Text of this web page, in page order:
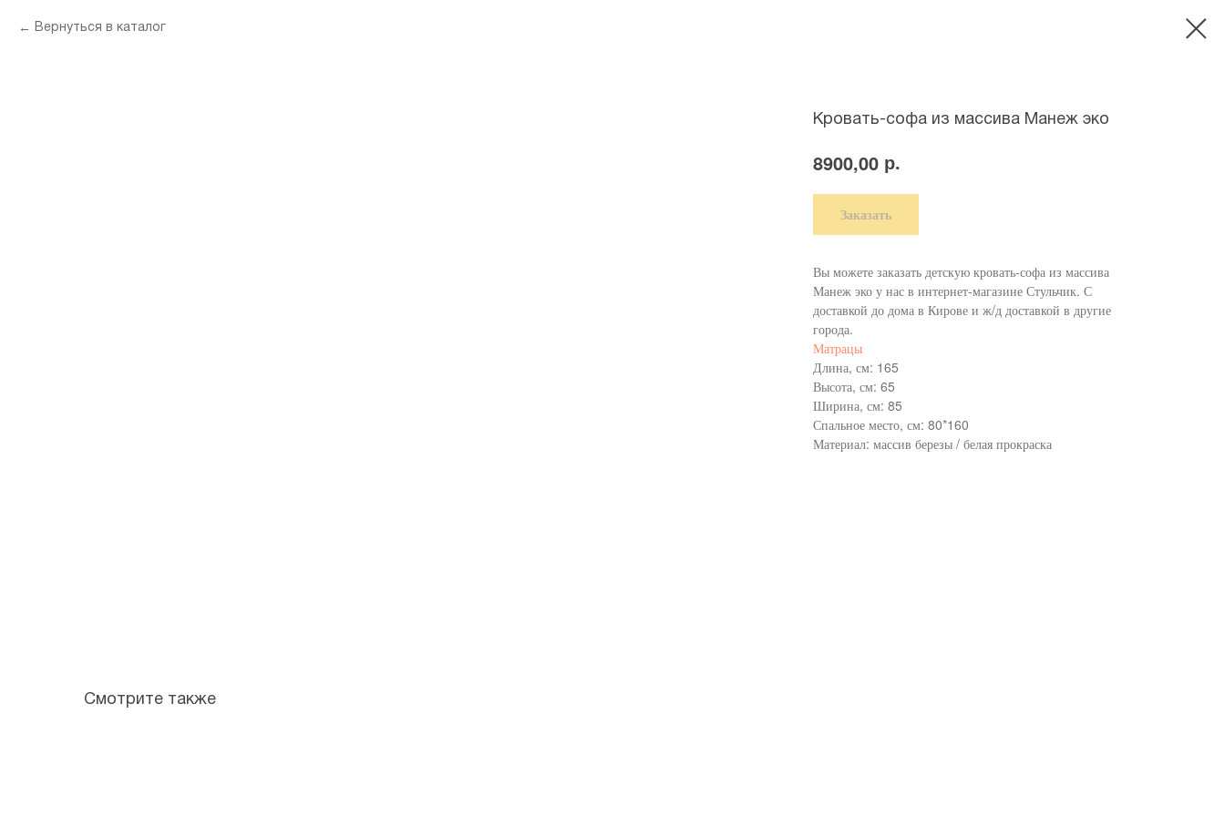
Вернуться в каталог
Кровать-софа из массива Манеж эко
8900,00 р.
Заказать
Вы можете заказать детскую кровать-софа из массива
Манеж эко у нас в интернет-магазине Стульчик. С
доставкой до дома в Кирове и ж/д доставкой в другие
города.
Матрацы
Длина, см: 165
Высота, см: 65
Ширина, см: 85
Спальное место, см: 80*160
Материал: массив березы / белая прокраска
Смотрите также